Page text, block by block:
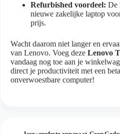
Refurbished voordeel: De
nieuwe zakelijke laptop
prijs.
Wacht daarom niet langer en
van Lenovo. Voeg deze Lenovo
vandaag nog toe aan je
direct je productiviteit met een
onverwoestbare computer!